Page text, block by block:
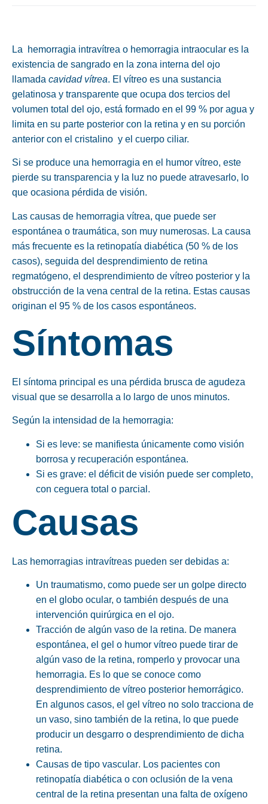
La hemorragia intravítrea o hemorragia intraocular es la
existencia de sangrado en la zona interna del ojo
llamada cavidad vítrea. El vítreo es una sustancia
gelatinosa y transparente que ocupa dos tercios del
volumen total del ojo, está formado en el 99 % por agua y
limita en su parte posterior con la retina y en su porción
anterior con el cristalino y el cuerpo ciliar.
Si se produce una hemorragia en el humor vítreo, este
pierde su transparencia y la luz no puede atravesarlo, lo
que ocasiona pérdida de visión.
Las causas de hemorragia vítrea, que puede ser
espontánea o traumática, son muy numerosas. La causa
más frecuente es la retinopatía diabética (50 % de los
casos), seguida del desprendimiento de retina
regmatógeno, el desprendimiento de vítreo posterior y la
obstrucción de la vena central de la retina. Estas causas
originan el 95 % de los casos espontáneos.
Síntomas
El síntoma principal es una pérdida brusca de agudeza
visual que se desarrolla a lo largo de unos minutos.
Según la intensidad de la hemorragia:
Si es leve: se manifiesta únicamente como visión
borrosa y recuperación espontánea.
Si es grave: el déficit de visión puede ser completo,
con ceguera total o parcial.
Causas
Las hemorragias intravítreas pueden ser debidas a:
Un traumatismo, como puede ser un golpe directo
en el globo ocular, o también después de una
intervención quirúrgica en el ojo.
Tracción de algún vaso de la retina. De manera
espontánea, el gel o humor vítreo puede tirar de
algún vaso de la retina, romperlo y provocar una
hemorragia. Es lo que se conoce como
desprendimiento de vítreo posterior hemorrágico.
En algunos casos, el gel vítreo no solo tracciona de
un vaso, sino también de la retina, lo que puede
producir un desgarro o desprendimiento de dicha
retina.
Causas de tipo vascular. Los pacientes con
retinopatía diabética o con oclusión de la vena
central de la retina presentan una falta de oxígeno